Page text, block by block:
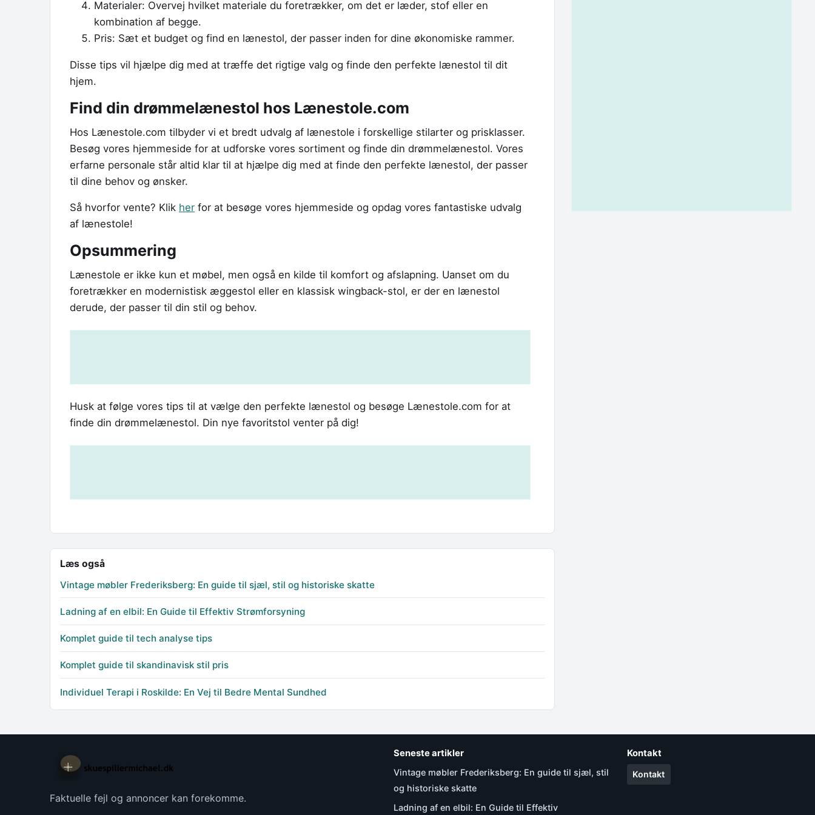
Materialer: Overvej hvilket materiale du foretrækker, om det er læder, stof eller en
kombination af begge.
Pris: Sæt et budget og find en lænestol, der passer inden for dine økonomiske rammer.
Disse tips vil hjælpe dig med at træffe det rigtige valg og finde den perfekte lænestol til dit
hjem.
Find din drømmelænestol hos Lænestole.com
Hos Lænestole.com tilbyder vi et bredt udvalg af lænestole i forskellige stilarter og prisklasser.
Besøg vores hjemmeside for at udforske vores sortiment og finde din drømmelænestol. Vores
erfarne personale står altid klar til at hjælpe dig med at finde den perfekte lænestol, der passer
til dine behov og ønsker.
Så hvorfor vente? Klik her for at besøge vores hjemmeside og opdag vores fantastiske udvalg
af lænestole!
Opsummering
Lænestole er ikke kun et møbel, men også en kilde til komfort og afslapning. Uanset om du
foretrækker en modernistisk æggestol eller en klassisk wingback-stol, er der en lænestol
derude, der passer til din stil og behov.
Husk at følge vores tips til at vælge den perfekte lænestol og besøge Lænestole.com for at
finde din drømmelænestol. Din nye favoritstol venter på dig!
Læs også
Vintage møbler Frederiksberg: En guide til sjæl, stil og historiske skatte
Ladning af en elbil: En Guide til Effektiv Strømforsyning
Komplet guide til tech analyse tips
Komplet guide til skandinavisk stil pris
Individuel Terapi i Roskilde: En Vej til Bedre Mental Sundhed
Faktuelle fejl og annoncer kan forekomme.
Seneste artikler
Vintage møbler Frederiksberg: En guide til sjæl, stil
og historiske skatte
Ladning af en elbil: En Guide til Effektiv
Kontakt
Kontakt